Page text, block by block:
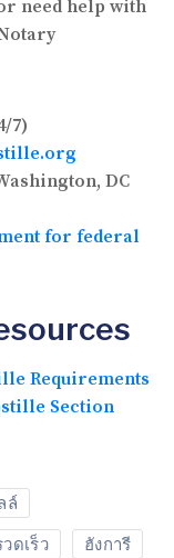
need help with
7)
DC
for federal
Requirements
Section
ล์
ดเร็ว ฮังการี